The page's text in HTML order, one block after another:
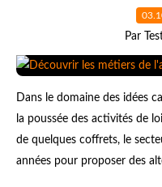
Par
Dans le domaine des idées
la poussée des activités de
de quelques coffrets, le
années pour proposer des